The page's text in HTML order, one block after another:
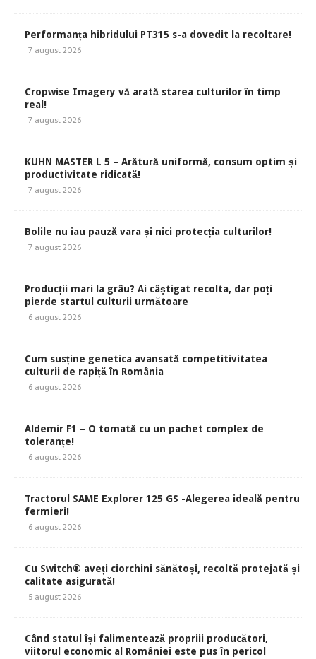
Performanța hibridului PT315 s-a dovedit la recoltare!
7 august 2026
Cropwise Imagery vă arată starea culturilor în timp
real!
7 august 2026
KUHN MASTER L 5 – Arătură uniformă, consum optim și
productivitate ridicată!
7 august 2026
Bolile nu iau pauză vara și nici protecția culturilor!
7 august 2026
Producții mari la grâu? Ai câștigat recolta, dar poți
pierde startul culturii următoare
6 august 2026
Cum susține genetica avansată competitivitatea
culturii de rapiță în România
6 august 2026
Aldemir F1 – O tomată cu un pachet complex de
toleranțe!
6 august 2026
Tractorul SAME Explorer 125 GS -Alegerea ideală pentru
fermieri!
6 august 2026
Cu Switch® aveți ciorchini sănătoși, recoltă protejată și
calitate asigurată!
5 august 2026
Când statul își falimentează propriii producători,
viitorul economic al României este pus în pericol